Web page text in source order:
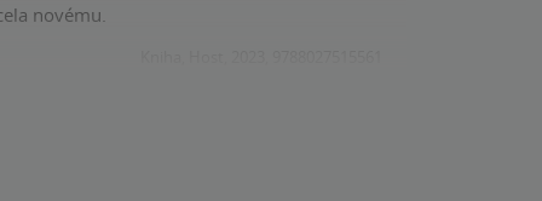
novému.